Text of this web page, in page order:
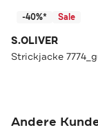
-40%* Sale
S.OLIVER
Strickjacke
Andere